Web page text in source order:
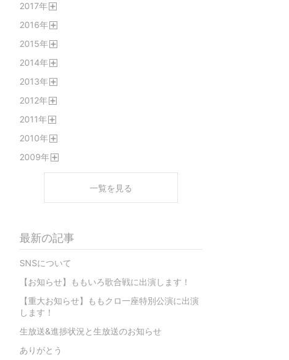
2017年
2016年
2015年
2014年
2013年
2012年
2011年
2010年
2009年
一覧を見る
最新の記事
SNSについて
【お知らせ】ももいろ歌合戦に出演します！
【重大お知らせ】ももクロ一座特別公演に出演
します！
生放送&進捗状況と生放送のお知らせ
ありがとう